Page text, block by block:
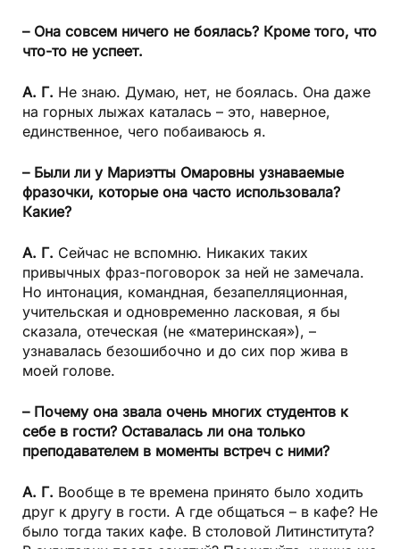
– Она совсем ничего не боялась? Кроме того, что
что-то не успеет.
А. Г. Не знаю. Думаю, нет, не боялась. Она даже
на горных лыжах каталась – это, наверное,
единственное, чего побаиваюсь я.
– Были ли у Мариэтты Омаровны узнаваемые
фразочки, которые она часто использовала?
Какие?
А. Г. Сейчас не вспомню. Никаких таких
привычных фраз-поговорок за ней не замечала.
Но интонация, командная, безапелляционная,
учительская и одновременно ласковая, я бы
сказала, отеческая (не «материнская»), –
узнавалась безошибочно и до сих пор жива в
моей голове.
– Почему она звала очень многих студентов к
себе в гости? Оставалась ли она только
преподавателем в моменты встреч с ними?
А. Г. Вообще в те времена принято было ходить
друг к другу в гости. А где общаться – в кафе? Не
было тогда таких кафе. В столовой Литинститута?